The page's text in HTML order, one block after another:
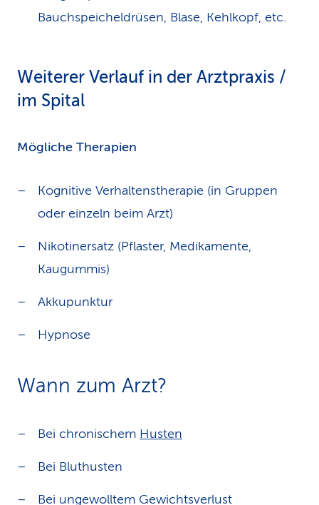
Bauchspeicheldrüsen, Blase, Kehlkopf, etc.
Weiterer Verlauf in der Arztpraxis /
im Spital
Mögliche Therapien
Kognitive Verhaltenstherapie (in Gruppen
oder einzeln beim Arzt)
Nikotinersatz (Pflaster, Medikamente,
Kaugummis)
Akkupunktur
Hypnose
Wann zum Arzt?
Bei chronischem Husten
Bei Bluthusten
Bei ungewolltem Gewichtsverlust